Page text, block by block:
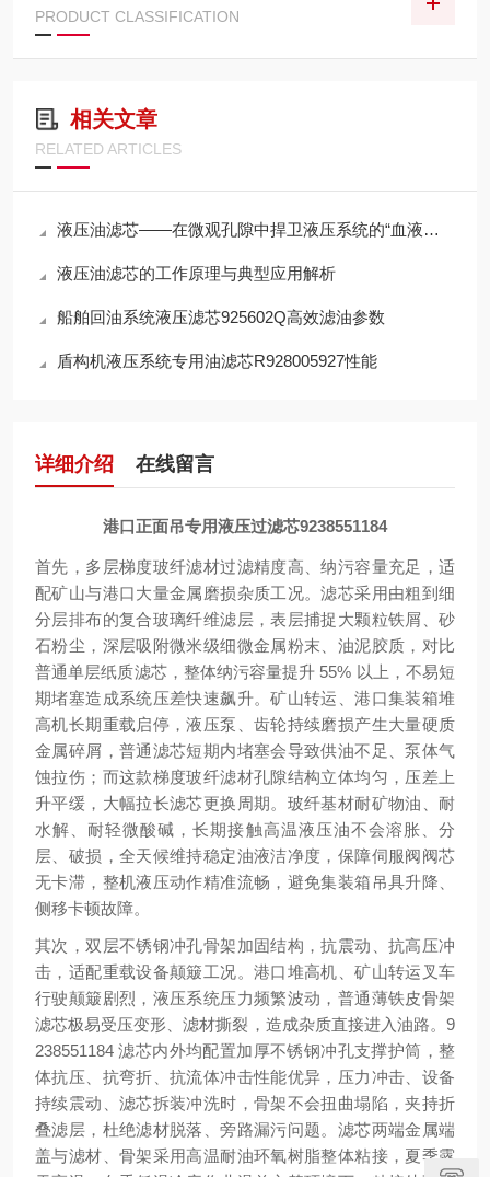
PRODUCT CLASSIFICATION
相关文章
RELATED ARTICLES
液压油滤芯——在微观孔隙中捍卫液压系统的“血液纯净”
液压油滤芯的工作原理与典型应用解析
船舶回油系统液压滤芯925602Q高效滤油参数
盾构机液压系统专用油滤芯R928005927性能
详细介绍 在线留言
港口正面吊专用液压过滤芯9238551184
首先，多层梯度玻纤滤材过滤精度高、纳污容量充足，适
配矿山与港口大量金属磨损杂质工况。滤芯采用由粗到细
分层排布的复合玻璃纤维滤层，表层捕捉大颗粒铁屑、砂
石粉尘，深层吸附微米级细微金属粉末、油泥胶质，对比
普通单层纸质滤芯，整体纳污容量提升 55% 以上，不易短
期堵塞造成系统压差快速飙升。矿山转运、港口集装箱堆
高机长期重载启停，液压泵、齿轮持续磨损产生大量硬质
金属碎屑，普通滤芯短期内堵塞会导致供油不足、泵体气
蚀拉伤；而这款梯度玻纤滤材孔隙结构立体均匀，压差上
升平缓，大幅拉长滤芯更换周期。玻纤基材耐矿物油、耐
水解、耐轻微酸碱，长期接触高温液压油不会溶胀、分
层、破损，全天候维持稳定油液洁净度，保障伺服阀阀芯
无卡滞，整机液压动作精准流畅，避免集装箱吊具升降、
侧移卡顿故障。
其次，双层不锈钢冲孔骨架加固结构，抗震动、抗高压冲
击，适配重载设备颠簸工况。港口堆高机、矿山转运叉车
行驶颠簸剧烈，液压系统压力频繁波动，普通薄铁皮骨架
滤芯极易受压变形、滤材撕裂，造成杂质直接进入油路。9
238551184 滤芯内外均配置加厚不锈钢冲孔支撑护筒，整
体抗压、抗弯折、抗流体冲击性能优异，压力冲击、设备
持续震动、滤芯拆装冲洗时，骨架不会扭曲塌陷，夹持折
叠滤层，杜绝滤材脱落、旁路漏污问题。滤芯两端金属端
盖与滤材、骨架采用高温耐油环氧树脂整体粘接，夏季露